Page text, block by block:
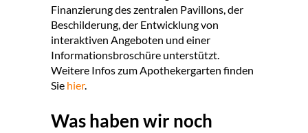
Finanzierung des zentralen Pavillons, der
Beschilderung, der Entwicklung von
interaktiven Angeboten und einer
Informationsbroschüre unterstützt.
Weitere Infos zum Apothekergarten finden
Sie hier.
Was haben wir noch